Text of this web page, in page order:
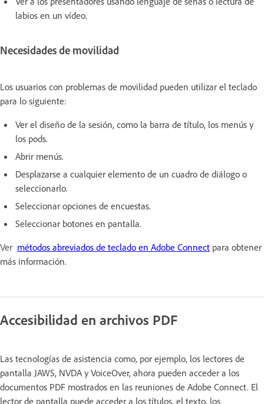
labios en un vídeo.
Necesidades de movilidad
Los usuarios con problemas de movilidad pueden utilizar el teclado
para lo siguiente:
Ver el diseño de la sesión, como la barra de título, los menús y
los pods.
Abrir menús.
Desplazarse a cualquier elemento de un cuadro de diálogo o
seleccionarlo.
Seleccionar opciones de encuestas.
Seleccionar botones en pantalla.
Ver métodos abreviados de teclado en Adobe Connect para obtener
más información.
Accesibilidad en archivos PDF
Las tecnologías de asistencia como, por ejemplo, los lectores de
pantalla JAWS, NVDA y VoiceOver, ahora pueden acceder a los
documentos PDF mostrados en las reuniones de Adobe Connect. El
lector de pantalla puede acceder a los títulos, el texto, los